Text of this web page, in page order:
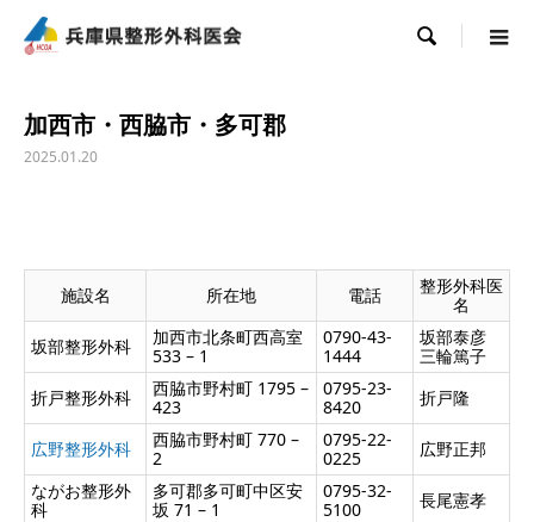

加西市・西脇市・多可郡
2025.01.20
施設名 所在地 電話
整形外科医
名
坂部整形外科
加西市北条町西高室
533 – 1
0790-43-
1444
坂部泰彦
三輪篤子
折戸整形外科
西脇市野村町 1795 –
423
0795-23-
8420
折戸隆
広野整形外科
西脇市野村町 770 –
2
0795-22-
0225
広野正邦
ながお整形外
科
多可郡多可町中区安
坂 71 – 1
0795-32-
5100
長尾憲孝